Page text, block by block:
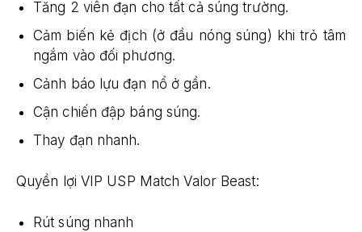
Tăng 2 viên đạn cho tất cả súng trường.
Cảm biến kẻ địch (ở đầu nóng súng) khi trỏ tâm
ngắm vào đối phương.
Cảnh báo lựu đạn nổ ở gần.
Cận chiến đập báng súng.
Thay đạn nhanh.
Quyền lợi VIP USP Match Valor Beast:
Rút súng nhanh